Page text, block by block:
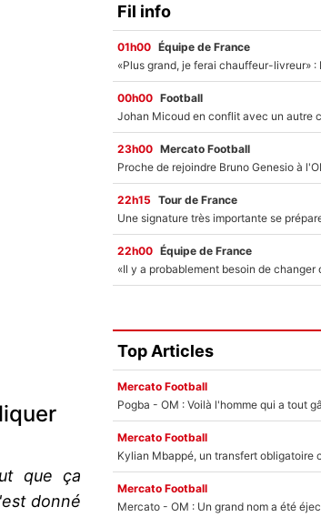
que ça
donné
Fil info
01h00 Équipe de France
00h00 Football
23h00 Mercato Football
22h15 Tour de France
22h00 Équipe de France
Top Articles
Mercato Football
Pogba - OM : Voilà l'homme qui a tout
Mercato Football
Kylian Mbappé, un transfert obligatoire
Mercato Football